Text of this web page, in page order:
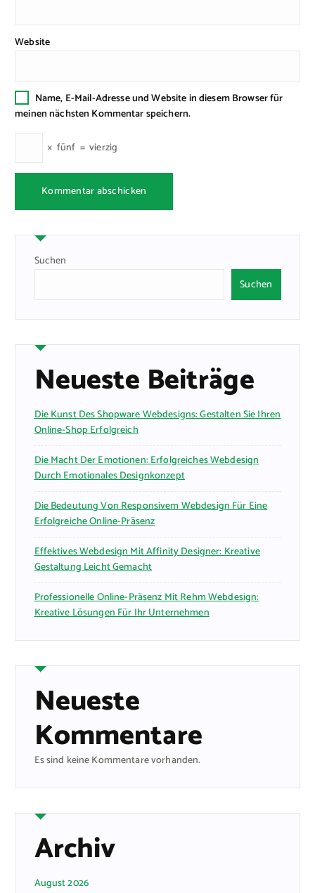
Website
Name, E-Mail-Adresse und Website in diesem Browser für
meinen nächsten Kommentar speichern.
× fünf = vierzig
Suchen
Suchen
Neueste Beiträge
Die Kunst Des Shopware Webdesigns: Gestalten Sie Ihren
Online-Shop Erfolgreich
Die Macht Der Emotionen: Erfolgreiches Webdesign
Durch Emotionales Designkonzept
Die Bedeutung Von Responsivem Webdesign Für Eine
Erfolgreiche Online-Präsenz
Effektives Webdesign Mit Affinity Designer: Kreative
Gestaltung Leicht Gemacht
Professionelle Online-Präsenz Mit Rehm Webdesign:
Kreative Lösungen Für Ihr Unternehmen
Neueste
Kommentare
Es sind keine Kommentare vorhanden.
Archiv
August 2026